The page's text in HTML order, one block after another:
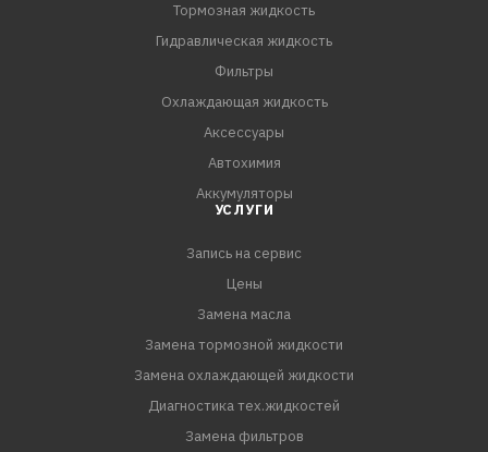
Тормозная жидкость
Гидравлическая жидкость
Фильтры
Охлаждающая жидкость
Аксессуары
Автохимия
Аккумуляторы
УСЛУГИ
Запись на сервис
Цены
Замена масла
Замена тормозной жидкости
Замена охлаждающей жидкости
Диагностика тех.жидкостей
Замена фильтров